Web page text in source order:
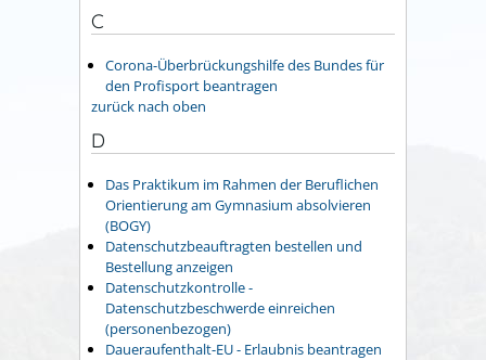
C
Corona-Überbrückungshilfe des Bundes für
den Profisport beantragen
zurück nach oben
D
Das Praktikum im Rahmen der Beruflichen
Orientierung am Gymnasium absolvieren
(BOGY)
Datenschutzbeauftragten bestellen und
Bestellung anzeigen
Datenschutzkontrolle -
Datenschutzbeschwerde einreichen
(personenbezogen)
Daueraufenthalt-EU - Erlaubnis beantragen